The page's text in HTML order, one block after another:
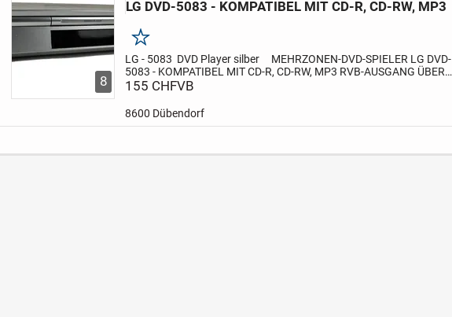
8
LG DVD-5083 - KOMPATIBEL MIT CD-R, CD-RW, MP3
Merken
LG - 5083 DVD Playersilber
MEHRZONEN-DVD-SPIELER LG DVD-
5083 - KOMPATIBEL MIT CD-R, CD-RW, MP3 RVB-AUSGANG ÜBER
SCART UND 3D-SURROUND-SOUND-SPEZIALIZER
155 CHFVB
8600 Dübendorf